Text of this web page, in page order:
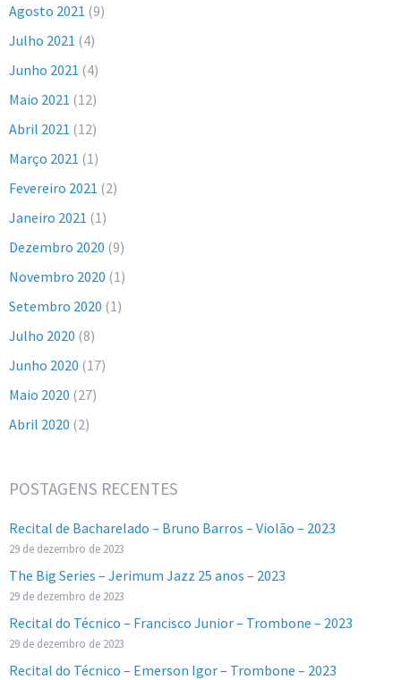
Agosto 2021 (9)
Julho 2021 (4)
Junho 2021 (4)
Maio 2021 (12)
Abril 2021 (12)
Março 2021 (1)
Fevereiro 2021 (2)
Janeiro 2021 (1)
Dezembro 2020 (9)
Novembro 2020 (1)
Setembro 2020 (1)
Julho 2020 (8)
Junho 2020 (17)
Maio 2020 (27)
Abril 2020 (2)
POSTAGENS RECENTES
Recital de Bacharelado – Bruno Barros – Violão – 2023
29 de dezembro de 2023
The Big Series – Jerimum Jazz 25 anos – 2023
29 de dezembro de 2023
Recital do Técnico – Francisco Junior – Trombone – 2023
29 de dezembro de 2023
Recital do Técnico – Emerson Igor – Trombone – 2023